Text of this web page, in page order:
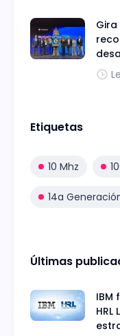
Gira
Etiquetas
10 Mhz
14a
Últimas
IBM